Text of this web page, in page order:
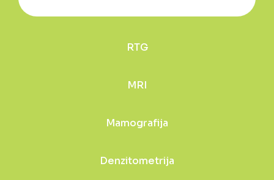
RTG
MRI
Mamografija
Denzitometrija